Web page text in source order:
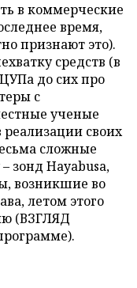
в коммерческие
время,
признают это).
средств (в
до сих про
с
ученые
реализации своих
сложные
зонд Hayabusa,
возникшие во
летом этого
(ВЗГЛЯД